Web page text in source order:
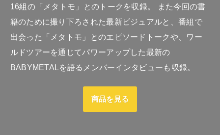
16組の「メタトモ」とのトークを収録。 また今回の書
籍のために撮り下ろされた最新ビジュアルと、番組で
出会った「メタトモ」とのエピソードトークや、ワー
ルドツアーを通じてパワーアップした最新の
BABYMETALを語るメンバーインタビューも収録。
商品を見る